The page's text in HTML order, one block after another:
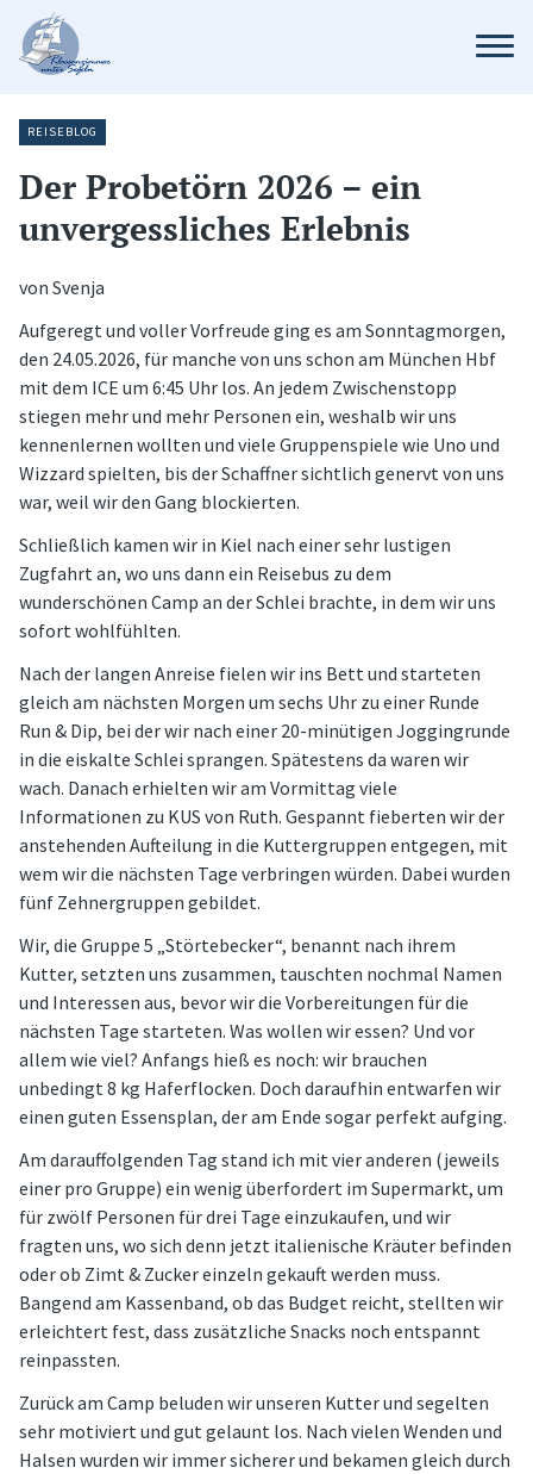
REISEBLOG
Der Probetörn 2026 – ein
unvergessliches Erlebnis
von Svenja
Aufgeregt und voller Vorfreude ging es am Sonntagmorgen,
den 24.05.2026, für manche von uns schon am München Hbf
mit dem ICE um 6:45 Uhr los. An jedem Zwischenstopp
stiegen mehr und mehr Personen ein, weshalb wir uns
kennenlernen wollten und viele Gruppenspiele wie Uno und
Wizzard spielten, bis der Schaffner sichtlich genervt von uns
war, weil wir den Gang blockierten.
Schließlich kamen wir in Kiel nach einer sehr lustigen
Zugfahrt an, wo uns dann ein Reisebus zu dem
wunderschönen Camp an der Schlei brachte, in dem wir uns
sofort wohlfühlten.
Nach der langen Anreise fielen wir ins Bett und starteten
gleich am nächsten Morgen um sechs Uhr zu einer Runde
Run & Dip, bei der wir nach einer 20-minütigen Joggingrunde
in die eiskalte Schlei sprangen. Spätestens da waren wir
wach. Danach erhielten wir am Vormittag viele
Informationen zu KUS von Ruth. Gespannt fieberten wir der
anstehenden Aufteilung in die Kuttergruppen entgegen, mit
wem wir die nächsten Tage verbringen würden. Dabei wurden
fünf Zehnergruppen gebildet.
Wir, die Gruppe 5 „Störtebecker“, benannt nach ihrem
Kutter, setzten uns zusammen, tauschten nochmal Namen
und Interessen aus, bevor wir die Vorbereitungen für die
nächsten Tage starteten. Was wollen wir essen? Und vor
allem wie viel? Anfangs hieß es noch: wir brauchen
unbedingt 8 kg Haferflocken. Doch daraufhin entwarfen wir
einen guten Essensplan, der am Ende sogar perfekt aufging.
Am darauffolgenden Tag stand ich mit vier anderen (jeweils
einer pro Gruppe) ein wenig überfordert im Supermarkt, um
für zwölf Personen für drei Tage einzukaufen, und wir
fragten uns, wo sich denn jetzt italienische Kräuter befinden
oder ob Zimt & Zucker einzeln gekauft werden muss.
Bangend am Kassenband, ob das Budget reicht, stellten wir
erleichtert fest, dass zusätzliche Snacks noch entspannt
reinpassten.
Zurück am Camp beluden wir unseren Kutter und segelten
sehr motiviert und gut gelaunt los. Nach vielen Wenden und
Halsen wurden wir immer sicherer und bekamen gleich durch